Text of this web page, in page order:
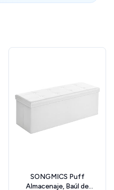
SONGMICS Puff
Almacenaje, Baúl de